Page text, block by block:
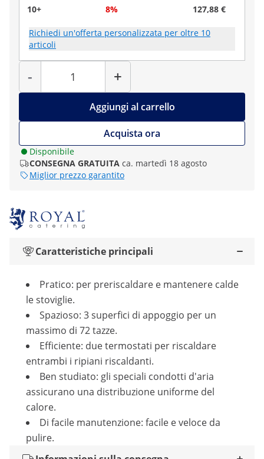
10+
8% 127,88 €
Richiedi un'offerta personalizzata per oltre 10
articoli
-
Quantità
+
Aggiungi al carrello
Acquista ora
Disponibile
CONSEGNA GRATUITA ca. martedì 18 agosto
Miglior prezzo garantito
Caratteristiche principali
Pratico: per preriscaldare e mantenere calde
le stoviglie.
Spazioso: 3 superfici di appoggio per un
massimo di 72 tazze.
Efficiente: due termostati per riscaldare
entrambi i ripiani riscaldanti.
Ben studiato: gli speciali condotti d'aria
assicurano una distribuzione uniforme del
calore.
Di facile manutenzione: facile e veloce da
pulire.